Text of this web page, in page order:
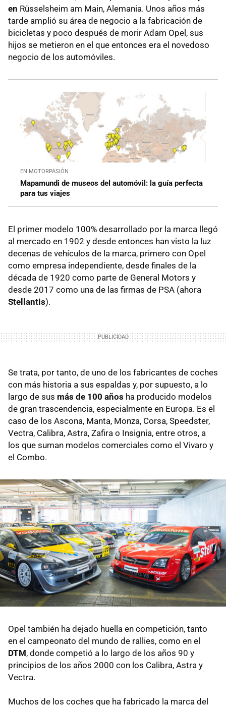
en Rüsselsheim am Main, Alemania. Unos años más
tarde amplió su área de negocio a la fabricación de
bicicletas y poco después de morir Adam Opel, sus
hijos se metieron en el que entonces era el novedoso
negocio de los automóviles.
EN MOTORPASIÓN
Mapamundi de museos del automóvil: la guía perfecta
para tus viajes
El primer modelo 100% desarrollado por la marca llegó
al mercado en 1902 y desde entonces han visto la luz
decenas de vehículos de la marca, primero con Opel
como empresa independiente, desde finales de la
década de 1920 como parte de General Motors y
desde 2017 como una de las firmas de PSA (ahora
Stellantis).
Se trata, por tanto, de uno de los fabricantes de coches
con más historia a sus espaldas y, por supuesto, a lo
largo de sus más de 100 años ha producido modelos
de gran trascendencia, especialmente en Europa. Es el
caso de los Ascona, Manta, Monza, Corsa, Speedster,
Vectra, Calibra, Astra, Zafira o Insignia, entre otros, a
los que suman modelos comerciales como el Vivaro y
el Combo.
Opel también ha dejado huella en competición, tanto
en el campeonato del mundo de rallies, como en el
DTM, donde competió a lo largo de los años 90 y
principios de los años 2000 con los Calibra, Astra y
Vectra.
Muchos de los coches que ha fabricado la marca del